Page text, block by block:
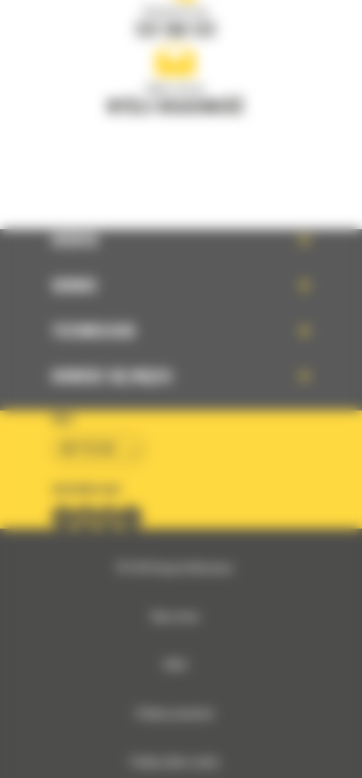
Zadzwoń do nas
122 100 122
Napisz do nas
WYŚLIJ WIADOMOŚĆ
OFERTA
SERWIS
TECHNOLOGIE
DOWIEDZ SIĘ WIĘCEJ
KRAJ